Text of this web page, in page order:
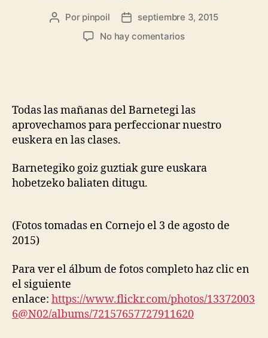
Por pinpoil
septiembre 3, 2015
No hay comentarios
Todas las mañanas del Barnetegi las
aprovechamos para perfeccionar nuestro
euskera en las clases.
Barnetegiko goiz guztiak gure euskara
hobetzeko baliaten ditugu.
(Fotos tomadas en Cornejo el 3 de agosto de
2015)
Para ver el álbum de fotos completo haz clic en
el siguiente
enlace: https://www.flickr.com/photos/13372003
6@N02/albums/72157657727911620